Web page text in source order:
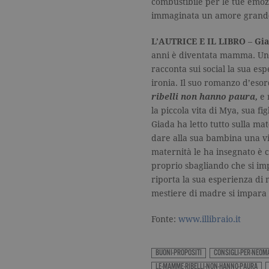
immaginata un amore
L’AUTRICE E IL LIBRO –
anni è diventata mamma.
racconta sui social la sua
ironia. Il suo romanzo
ribelli non hanno paura, e
la piccola vita di Mya, sua
Giada ha letto tutto sulla
dare alla sua bambina una
maternità le ha insegnato è
proprio sbagliando che si
riporta la sua esperienza di
mestiere di madre si impara
Fonte: www.illibraio.it
BUONI-PROPOSITI CONSIGLI-PER-
LE-MAMME-RIBELLI-NON-HANNO-PAURA
_gat_UA-16356920-1
_ga
CookieScriptConsent
Nome
datr
.facebook.com
Nome Dominio
sb
.facebook.com